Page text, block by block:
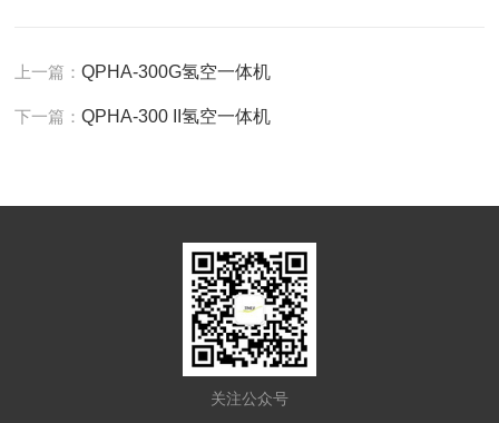
上一篇：QPHA-300G氢空一体机
下一篇：QPHA-300 II氢空一体机
关注公众号